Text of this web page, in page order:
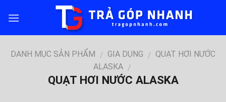
DANH MỤC SẢN PHẨM / GIA DỤNG / QUẠT HƠI NƯỚC
ALASKA /
QUẠT HƠI NƯỚC ALASKA